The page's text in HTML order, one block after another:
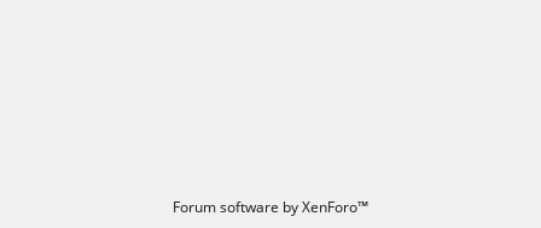
Forum software by XenForo™